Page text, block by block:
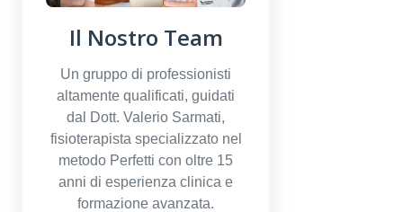
Il Nostro Team
Un gruppo di professionisti
altamente qualificati, guidati
dal Dott. Valerio Sarmati,
fisioterapista specializzato nel
metodo Perfetti con oltre 15
anni di esperienza clinica e
formazione avanzata.